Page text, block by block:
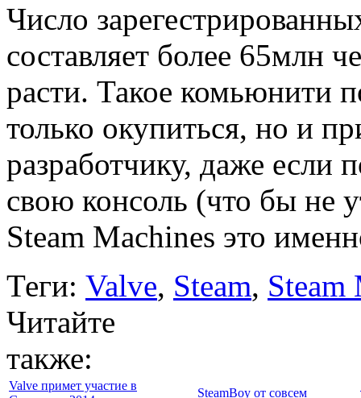
Число
составляет более 65млн
расти. Такое комьюнити
только окупиться, но и
разработчику, даже если
свою консоль (что бы не
Steam Machines это
Теги: Valve, Steam, Steam
Читайте
также:
Valve примет участие в
SteamBoy от совсем